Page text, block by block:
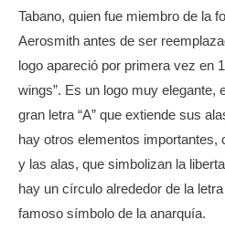
Tabano, quien fue miembro de la
Aerosmith antes de ser
logo apareció por primera vez en
wings”. Es un logo muy elegante,
gran letra “A” que extiende sus
hay otros elementos importantes,
y las alas, que simbolizan la
hay un círculo alrededor de la
famoso símbolo de la anarquía.